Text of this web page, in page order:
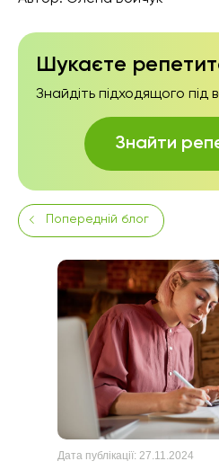
Шукаєте
Знайдіть підходящого під
Знайти
Попередній блог
Дата публікації: 27.11.2024